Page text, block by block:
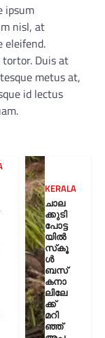
ipsum
nisl, at
eleifend.
Duis at
metus at,
id lectus
KERALA
ചാല
ക്കുടി
പോട്ട
യിൽ
സ്‌കൂ
ൾ
ബസ്
കനാ
ലിലേ
ക്ക്
മറി
ഞ്ഞ്